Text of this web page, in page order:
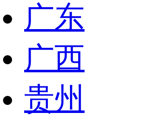
广东
广西
贵州